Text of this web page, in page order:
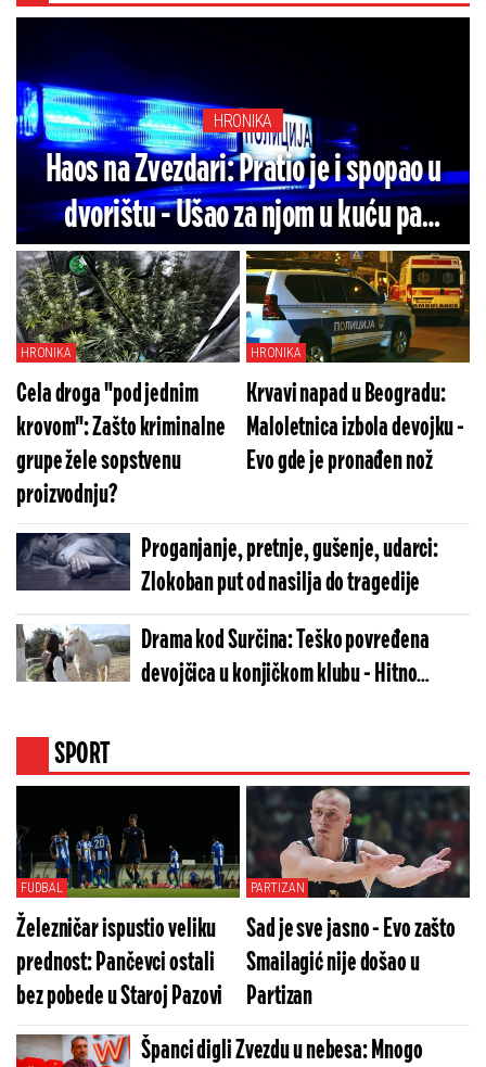
HRONIKA
Haos na Zvezdari: Pratio je i spopao u
dvorištu - Ušao za njom u kuću pa
naleteo na muža
HRONIKA
Cela droga "pod jednim
krovom": Zašto kriminalne
grupe žele sopstvenu
proizvodnju?
HRONIKA
Krvavi napad u Beogradu:
Maloletnica izbola devojku -
Evo gde je pronađen nož
Proganjanje, pretnje, gušenje, udarci:
Zlokoban put od nasilja do tragedije
Drama kod Surčina: Teško povređena
devojčica u konjičkom klubu - Hitno
SPORT
FUDBAL
Železničar ispustio veliku
prednost: Pančevci ostali
bez pobede u Staroj Pazovi
PARTIZAN
Sad je sve jasno - Evo zašto
Smailagić nije došao u
Partizan
Španci digli Zvezdu u nebesa: Mnogo